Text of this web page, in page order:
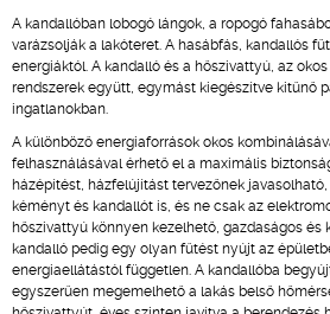
A kandallóban lobogó lángok, a ropogó
varázsolják a lakóteret. A hasábfás, kandallós
energiáktól. A kandalló és a hőszivattyú, az
rendszerek együtt, egymást kiegészítve kitűnő
ingatlanokban.
A különböző energiaforrások okos
felhasználásával érhető el a maximális
házépítést, házfelújítást tervezőnek
kéményt és kandallót is, és ne csak az
hőszivattyú könnyen kezelhető, gazdaságos és
kandalló pedig egy olyan fűtést nyújt az
energiaellátástól független. A kandallóba
egyszerűen megemelhető a lakás belső